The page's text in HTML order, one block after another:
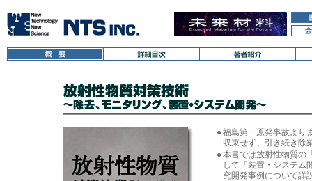
●福島第一原発事故より
収束せず、引き続き除
●本書では放射性物質の
して「装置・システム
究開発事例について詳